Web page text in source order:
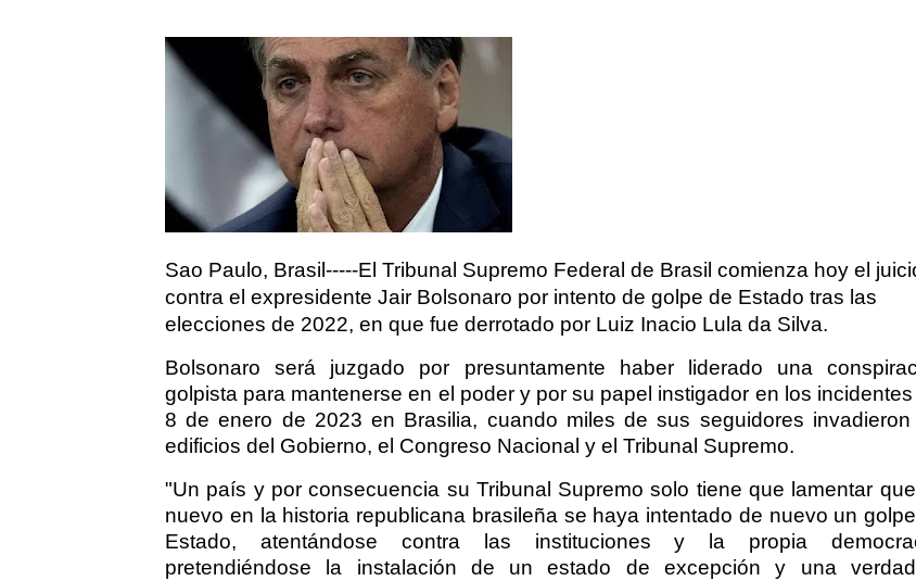
Sao Paulo, Brasil-----El Tribunal Supremo Federal de Brasil comienza hoy el
contra el expresidente Jair Bolsonaro por intento de golpe de Estado tras las
elecciones de 2022, en que fue derrotado por Luiz Inacio Lula da Silva.
Bolsonaro será juzgado por presuntamente haber liderado una
golpista para mantenerse en el poder y por su papel instigador en los incidentes
8 de enero de 2023 en Brasilia, cuando miles de sus seguidores invadieron
edificios del Gobierno, el Congreso Nacional y el Tribunal Supremo.
"Un país y por consecuencia su Tribunal Supremo solo tiene que lamentar
nuevo en la historia republicana brasileña se haya intentado de nuevo un
Estado, atentándose contra las instituciones y la propia
pretendiéndose la instalación de un estado de excepción y una